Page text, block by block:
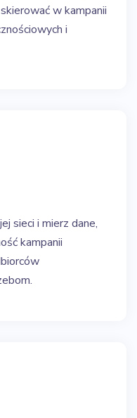
w kampanii
i
sieci i mierz dane,
kampanii